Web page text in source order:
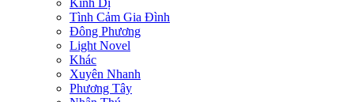
Kinh Dị
Tình Cảm Gia Đình
Đông Phương
Light Novel
Khác
Xuyên Nhanh
Phương Tây